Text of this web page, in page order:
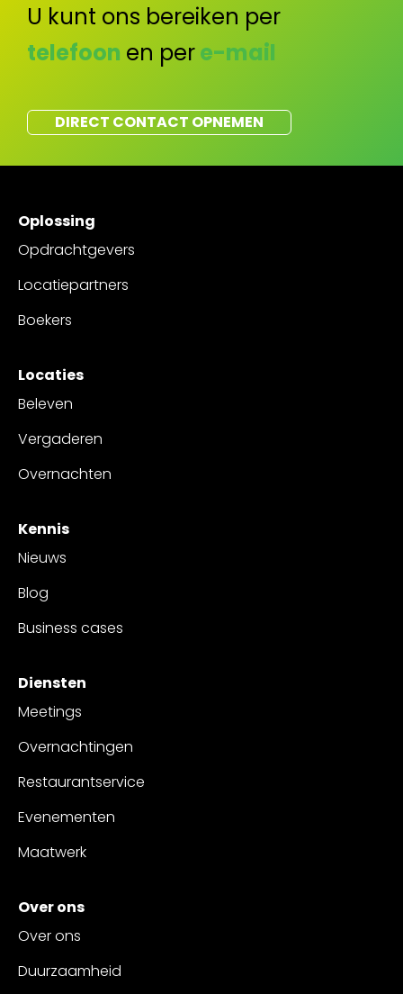
U kunt ons bereiken per
telefoon en pere-mail
DIRECT CONTACT OPNEMEN
Oplossing
Opdrachtgevers
Locatiepartners
Boekers
Locaties
Beleven
Vergaderen
Overnachten
Kennis
Nieuws
Blog
Business cases
Diensten
Meetings
Overnachtingen
Restaurantservice
Evenementen
Maatwerk
Over ons
Over ons
Duurzaamheid